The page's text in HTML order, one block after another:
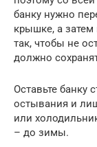
банку нужно
крышке, а
так, чтобы не
должно
Оставьте банку
остывания и
или
– до зимы.